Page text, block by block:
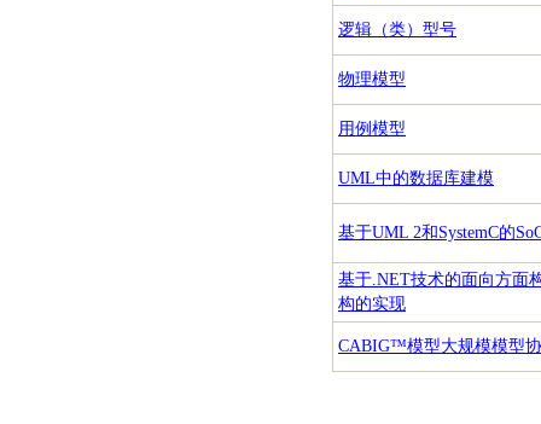
逻辑（类）型号
物理模型
用例模型
UML中的数据库建模
基于UML 2和SystemC的
基于.NET技术的面向方面
构的实现
CABIG™模型大规模模型